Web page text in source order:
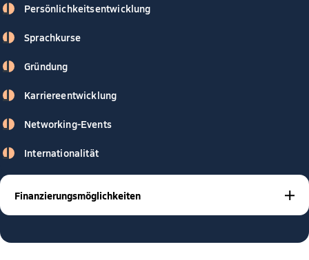
Persönlichkeitsentwicklung
Sprachkurse
Gründung
Karriereentwicklung
Networking-Events
Internationalität
Finanzierungsmöglichkeiten
MitBAföG,StipendienoderStudienkreditengibt es viele